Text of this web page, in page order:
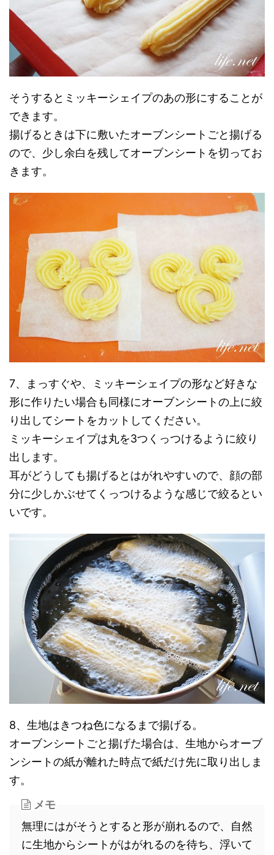
そうするとミッキーシェイプのあの形にすることが
できます。
揚げるときは下に敷いたオーブンシートごと揚げる
ので、少し余白を残してオーブンシートを切ってお
きます。
7、まっすぐや、ミッキーシェイプの形など好きな
形に作りたい場合も同様にオーブンシートの上に絞
り出してシートをカットしてください。
ミッキーシェイプは丸を3つくっつけるように絞り
出します。
耳がどうしても揚げるとはがれやすいので、顔の部
分に少しかぶせてくっつけるような感じで絞るとい
いです。
8、生地はきつね色になるまで揚げる。
オーブンシートごと揚げた場合は、生地からオーブ
ンシートの紙が離れた時点で紙だけ先に取り出しま
す。
メモ
無理にはがそうとすると形が崩れるので、自然
に生地からシートがはがれるのを待ち、浮いて